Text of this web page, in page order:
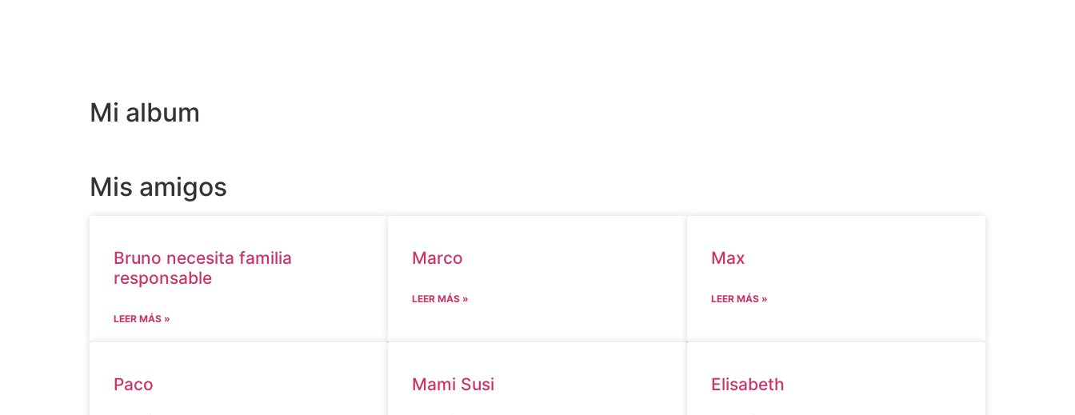
Mi album
Mis amigos
Bruno necesita familia
responsable
LEER MÁS »
Marco
LEER MÁS »
Max
LEER MÁS »
Paco Mami Susi Elisabeth